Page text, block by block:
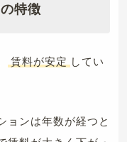
特徴
賃料が安定 してい
ョンは年数が経つと